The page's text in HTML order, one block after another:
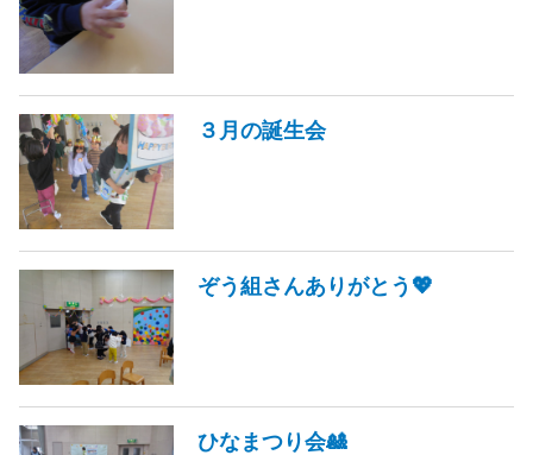
３月の誕生会
ぞう組さんありがとう💖
ひなまつり会🎎